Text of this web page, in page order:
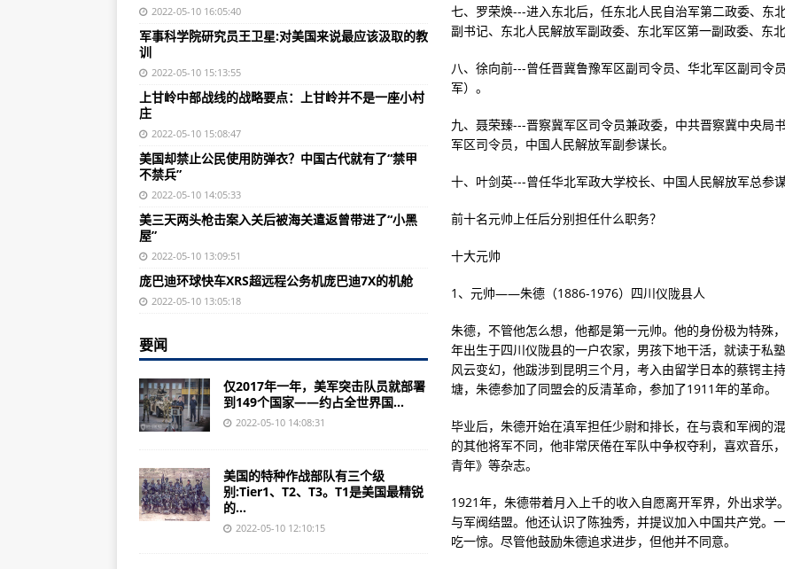
美国却禁止公民使用防弹衣？中国古代就有了“禁甲不禁兵”
中国人民解放军“巨浪-3”试射时划过天空景象(图)
全民飞机大战新战机济公活佛怎么样？属性是什么？介绍
独家：军方神秘卧底部队内幕一文将美国遮羞布撕得粉碎
美三天两头枪击案入关后被海关遣返曾带进了“小黑屋”
美军在CI系统中,颗通信卫星供海湾美军使用,
2022造价工程师报考条件公布，人人都能考了×众所周知！
庞巴迪环球快车XRS超远程公务机庞巴迪7X的机舱
美媒：美军作战能力与第一次海湾战争相比有什么不同
轰炸机与战斗机有什么不同？区别很大，因为任务的目的
美国最精锐的特种作战部队曝光5支队伍！
冒险岛冒险岛2每日任务攻略冒险岛人被冒险岛2生活不能自理
七、罗荣焕---进入东北后，任东北人民自治军第二政委、东
副书记、东北人民解放军副政委、东北军区第一副政委、东
八、徐向前---曾任晋冀鲁豫军区副司令员、华北军区副司令
军）。
九、聂荣臻---晋察冀军区司令员兼政委，中共晋察冀中央局
军区司令员，中国人民解放军副参谋长。
十、叶剑英---曾任华北军政大学校长、中国人民解放军总参谋
前十名元帅上任后分别担任什么职务？
十大元帅
1、元帅——朱德（1886-1976）四川仪陇县人
朱德，不管他怎么想，他都是第一元帅。他的身份极为特殊
年出生于四川仪陇县的一户农家，男孩下地干活，就读于私
风云变幻，他跋涉到昆明三个月，考入由留学日本的蔡锷主
塘，朱德参加了同盟会的反清革命，参加了1911年的革命。
毕业后，朱德开始在滇军担任少尉和排长，在与袁和军阀的
的其他将军不同，他非常厌倦在军队中争权夺利，喜欢音乐
青年》等杂志。
1921年，朱德带着月入上千的收入自愿离开军界，外出求
与军阀结盟。他还认识了陈独秀，并提议加入中国共产党。
吃一惊。尽管他鼓励朱德追求进步，但他并不同意。
2022-05-10 16:05:40
军事科学院研究员王卫星:对美国来说最应该汲取的教
训
2022-05-10 15:13:55
上甘岭中部战线的战略要点：上甘岭并不是一座小村
庄
2022-05-10 15:08:47
美国却禁止公民使用防弹衣？中国古代就有了“禁甲
不禁兵”
2022-05-10 14:05:33
美三天两头枪击案入关后被海关遣返曾带进了“小黑
屋”
2022-05-10 13:09:51
庞巴迪环球快车XRS超远程公务机庞巴迪7X的机舱
2022-05-10 13:05:18
要闻
仅2017年一年，美军突击队员就部署
到149个国家——约占全世界国...
2022-05-10 14:08:31
美国的特种作战部队有三个级
别:Tier1、T2、T3。T1是美国最精锐
的...
2022-05-10 12:10:15